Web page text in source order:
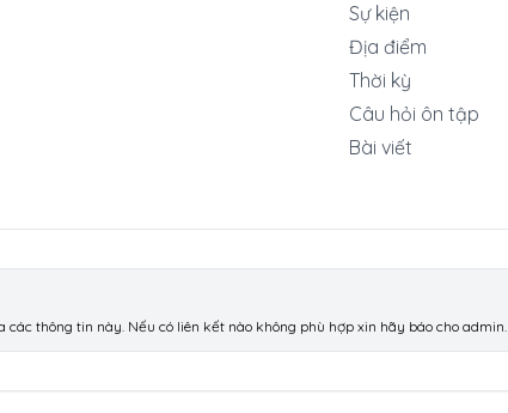
Sự kiện
Địa điểm
Thời kỳ
Câu hỏi ôn tập
Bài viết
thông tin này. Nếu có liên kết nào không phù hợp xin hãy báo cho admin.